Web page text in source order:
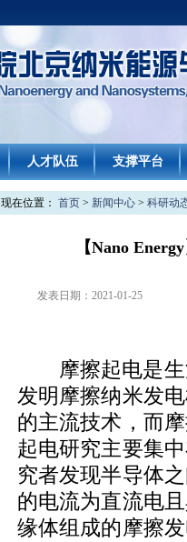
人才队伍 支撑平台
现在位置： 首页> 新闻中心> 科研动
【Nano
发表日期： 2021-01-25
摩擦起电是
发明摩擦纳米发
的主流技术，而
起电研究主要集
究者发现半导体
的电流为直流电
缘体组成的摩擦